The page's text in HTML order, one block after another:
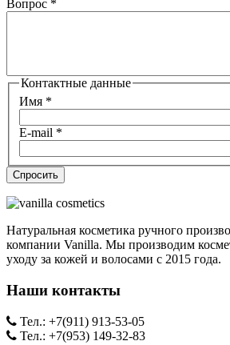
Вопрос *
Контактные данные
Имя *
E-mail *
Натуральная косметика ручного
компании Vanilla. Мы производим
уходу за кожей и волосами с 2015 года.
Наши контакты
Тел.: +7(911) 913-53-05
Тел.: +7(953) 149-32-83